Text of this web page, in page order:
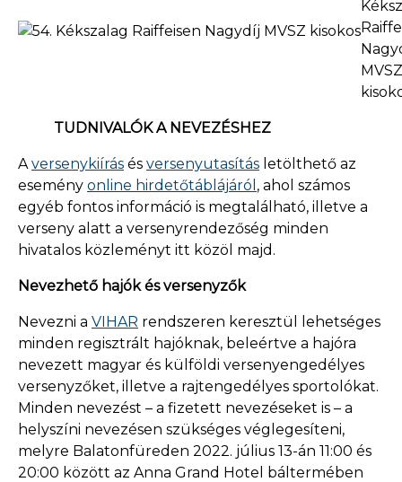
TUDNIVALÓK A NEVEZÉSHEZ
Aversenykiírás és versenyutasítás letölthető az
esemény online hirdetőtáblájáról , ahol számos
egyéb fontos információ is megtalálható, illetve a
verseny alatt a versenyrendezőség minden
hivatalos közleményt itt közöl majd.
Nevezhető hajók és versenyzők
Nevezni a VIHAR rendszeren keresztül lehetséges
minden regisztrált hajóknak, beleértve a hajóra
nevezett magyar és külföldi versenyengedélyes
versenyzőket, illetve a rajtengedélyes sportolókat.
Minden nevezést – a fizetett nevezéseket is – a
helyszíni nevezésen szükséges véglegesíteni,
melyre Balatonfüreden 2022. július 13-án 11:00 és
20:00 között az Anna Grand Hotel báltermében